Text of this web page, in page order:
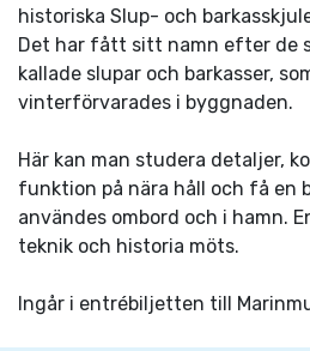
historiska Slup- och
Det har fått sitt namn efter de
kallade slupar och barkasser,
vinterförvarades i byggnaden.
Här kan man studera detaljer,
funktion på nära håll och få en
användes ombord och i hamn.
teknik och historia möts.
Ingår i entrébiljetten till